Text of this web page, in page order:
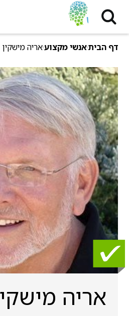
דף הביתאנשי מקצועאריה מישקין
אריה